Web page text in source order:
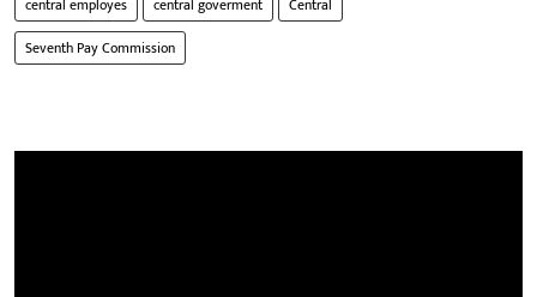
Seventh Pay Commission